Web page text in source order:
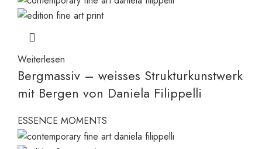
Weiterlesen
Bergmassiv – weisses Strukturkunstwerk
mit Bergen von Daniela Filippelli
ESSENCE MOMENTS